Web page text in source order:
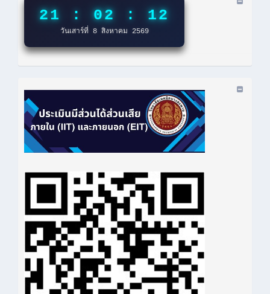
21 : 02 : 13
วันเสาร์ที่ 8 สิงหาคม 2569